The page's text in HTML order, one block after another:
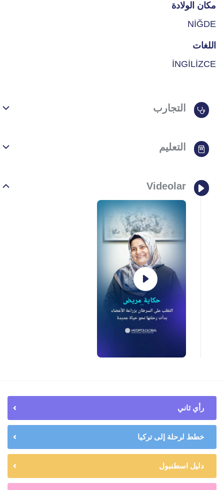
مكان الولادة
NİĞDE
اللغات
İNGİLİZCE
التجارب
التعليم
Videolar
رأي ثاني
خطط لرحلة إلى تركيا
دليل اسطنبول